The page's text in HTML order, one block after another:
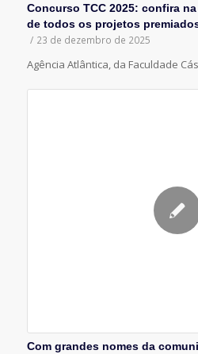
Concurso TCC 2025: confira
de todos os projetos
/ 23 de dezembro de 2025
Agência Atlântica, da Faculdade
Com grandes nomes da